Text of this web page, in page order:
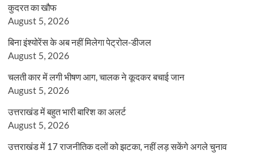
कुदरत का खौफ
August 5, 2026
बिना इंश्योरेंस के अब नहीं मिलेगा पेट्रोल-डीजल
August 5, 2026
चलती कार में लगी भीषण आग, चालक ने कूदकर बचाई जान
August 5, 2026
उत्तराखंड में बहुत भारी बारिश का अलर्ट
August 5, 2026
उत्तराखंड में 17 राजनीतिक दलों को झटका, नहीं लड़ सकेंगे अगले चुनाव